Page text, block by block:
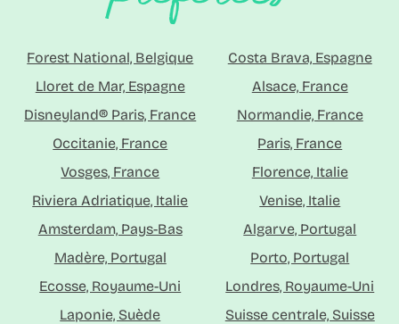
Forest National, Belgique
Costa Brava, Espagne
Lloret de Mar, Espagne
Alsace, France
Disneyland® Paris, France
Normandie, France
Occitanie, France
Paris, France
Vosges, France
Florence, Italie
Riviera Adriatique, Italie
Venise, Italie
Amsterdam, Pays-Bas
Algarve, Portugal
Madère, Portugal
Porto, Portugal
Ecosse, Royaume-Uni
Londres, Royaume-Uni
Laponie, Suède
Suisse centrale, Suisse